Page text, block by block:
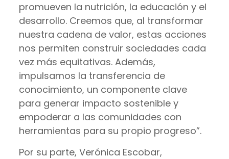
promueven la nutrición, la educación y el
desarrollo. Creemos que, al transformar
nuestra cadena de valor, estas acciones
nos permiten construir sociedades cada
vez más equitativas. Además,
impulsamos la transferencia de
conocimiento, un componente clave
para generar impacto sostenible y
empoderar a las comunidades con
herramientas para su propio progreso”.
Por su parte, Verónica Escobar,